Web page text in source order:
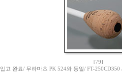
[79]
고 완료/ 무라마츠 PK 524와 동일/ FT-